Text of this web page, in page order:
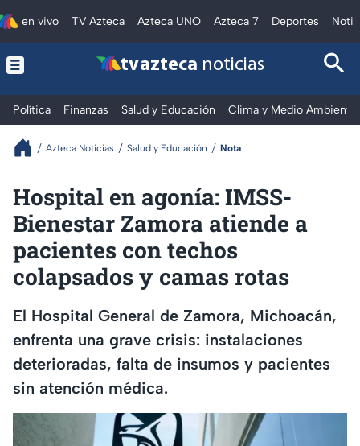
en vivo TV Azteca Azteca UNO Azteca 7 Deportes
tv azteca noticias
Política Finanzas Salud y Educación Clima y Medio Ambiente
Azteca Noticias Salud y Educación Nota
Hospital en agonía: IMSS-
Bienestar Zamora atiende a
pacientes con techos
colapsados y camas rotas
El Hospital General de Zamora, Michoacán,
enfrenta una grave crisis: instalaciones
deterioradas, falta de insumos y pacientes
sin atención médica.